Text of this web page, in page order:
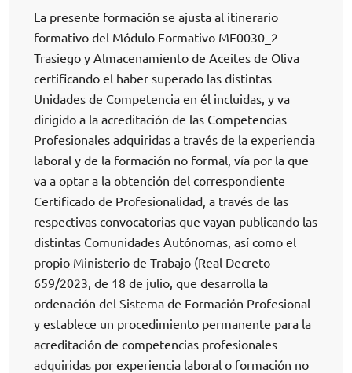
La presente formación se ajusta al itinerario
formativo del Módulo Formativo MF0030_2
Trasiego y Almacenamiento de Aceites de Oliva
certificando el haber superado las distintas
Unidades de Competencia en él incluidas, y va
dirigido a la acreditación de las Competencias
Profesionales adquiridas a través de la experiencia
laboral y de la formación no formal, vía por la que
va a optar a la obtención del correspondiente
Certificado de Profesionalidad, a través de las
respectivas convocatorias que vayan publicando las
distintas Comunidades Autónomas, así como el
propio Ministerio de Trabajo (Real Decreto
659/2023, de 18 de julio, que desarrolla la
ordenación del Sistema de Formación Profesional
y establece un procedimiento permanente para la
acreditación de competencias profesionales
adquiridas por experiencia laboral o formación no